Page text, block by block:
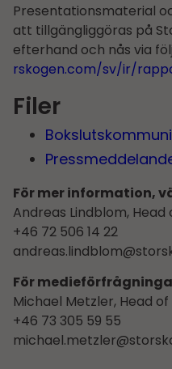
Presentationsmaterial
att tillgängliggöras på
efterhand och nås via
rskogen.com/sv/ir/
Filer
För mer information,
Andreas Lindblom,
+46 72 506 14 22
För
Michael Metzler, Head
+46 73 305 59 55